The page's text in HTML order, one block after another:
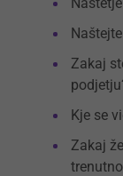
Zakaj
Kje se
Zakaj